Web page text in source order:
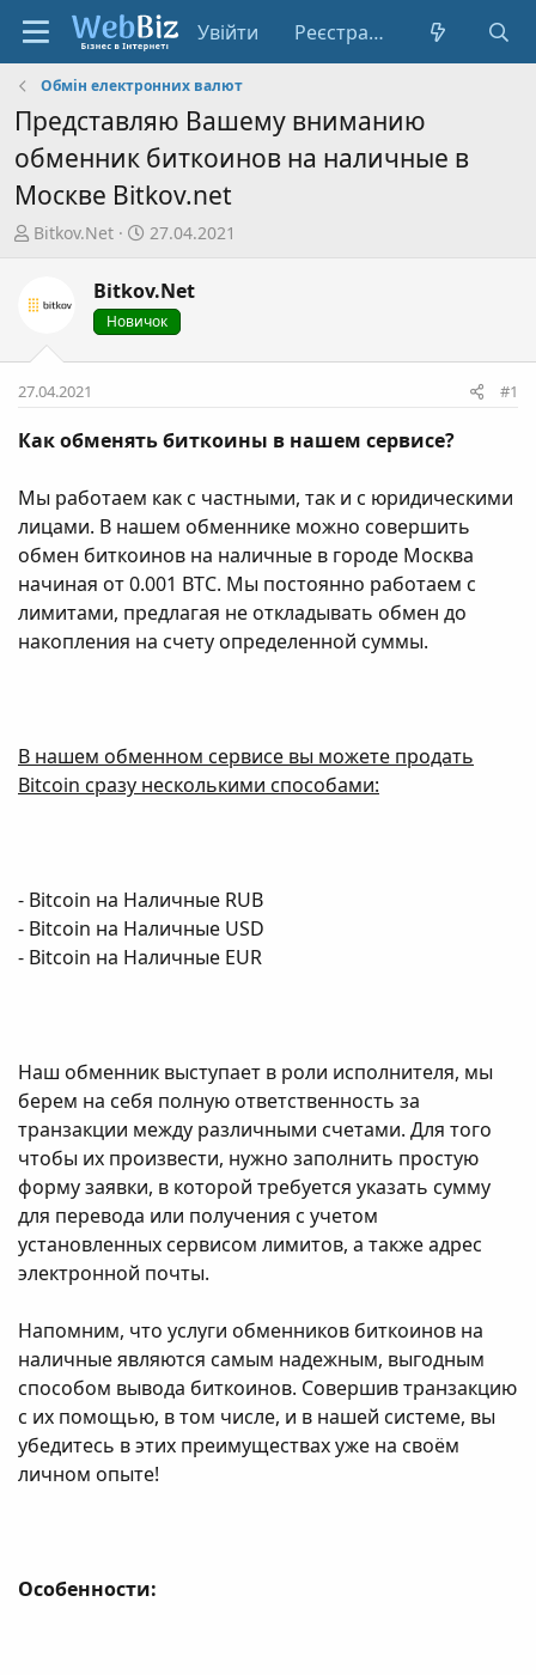
Увійти Реєстрація
Обмін електронних валют
Представляю Вашему вниманию
обменник биткоинов на наличные в
Москве Bitkov.net
А
о
т
е
и
Bitkov.Net
Д
т
а
с
т
р
н
я
27.04.2021
Bitkov.Net
Новичок
27.04.2021 #1
Как обменять биткоины в нашем сервисе?
Мы работаем как с частными, так и с юридическими
лицами. В нашем обменнике можно совершить
обмен биткоинов на наличные в городе Москва
начиная от 0.001 BTC. Мы постоянно работаем с
лимитами, предлагая не откладывать обмен до
накопления на счету определенной суммы.
В нашем обменном сервисе вы можете продать
Bitcoin сразу несколькими способами:
- Bitcoin на Наличные RUB
- Bitcoin на Наличные USD
- Bitcoin на Наличные EUR
Наш обменник выступает в роли исполнителя, мы
берем на себя полную ответственность за
транзакции между различными счетами. Для того
чтобы их произвести, нужно заполнить простую
форму заявки, в которой требуется указать сумму
для перевода или получения с учетом
установленных сервисом лимитов, а также адрес
электронной почты.
Напомним, что услуги обменников биткоинов на
наличные являются самым надежным, выгодным
способом вывода биткоинов. Совершив транзакцию
с их помощью, в том числе, и в нашей системе, вы
убедитесь в этих преимуществах уже на своём
личном опыте!
Особенности: